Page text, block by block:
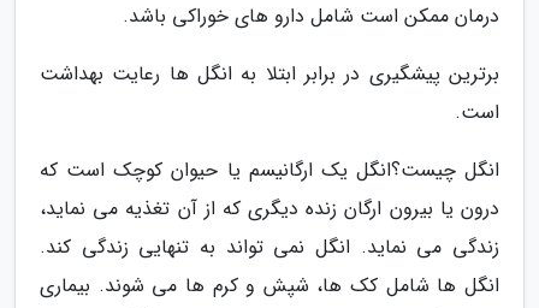
درمان ممکن است شامل دارو های خوراکی باشد.
برترین پیشگیری در برابر ابتلا به انگل ها رعایت بهداشت
است.
انگل چیست؟انگل یک ارگانیسم یا حیوان کوچک است که
درون یا بیرون ارگان زنده دیگری که از آن تغذیه می نماید،
زندگی می نماید. انگل نمی تواند به تنهایی زندگی کند.
انگل ها شامل کک ها، شپش و کرم ها می شوند. بیماری